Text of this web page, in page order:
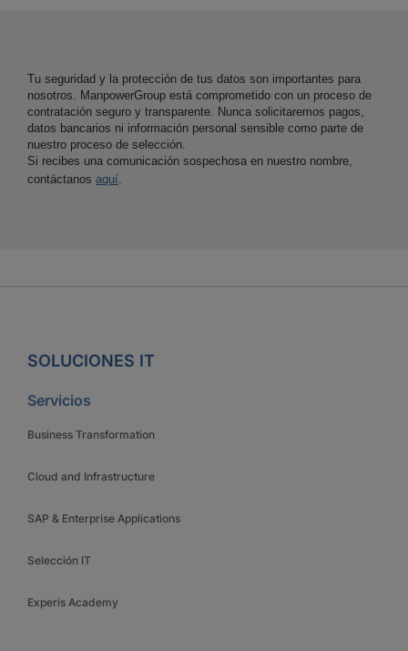
Tu seguridad y la protección de tus datos son importantes para
nosotros. ManpowerGroup está comprometido con un proceso de
contratación seguro y transparente. Nunca solicitaremos pagos,
datos bancarios ni información personal sensible como parte de
nuestro proceso de selección.
Si recibes una comunicación sospechosa en nuestro nombre,
contáctanos aquí
SOLUCIONES IT
Servicios
Business Transformation
Cloud and Infrastructure
SAP & Enterprise Applications
Selección IT
Experis Academy